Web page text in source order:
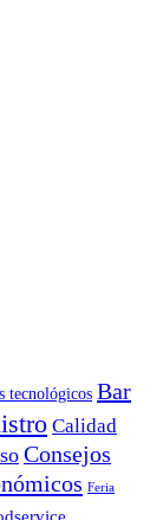
tecnológicos Bar
Calidad
Consejos
Feria